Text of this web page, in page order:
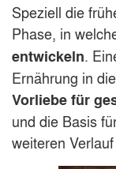
Speziell die
Phase, in
entwickeln.
Ernährung in
Vorliebe für
und die Basis
weiteren